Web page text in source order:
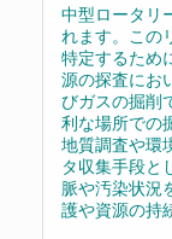
中型ロータリ
れます。この
特定するため
源の探査にお
びガスの掘削
利な場所での
地質調査や環
タ収集手段と
脈や汚染状況
護や資源の持